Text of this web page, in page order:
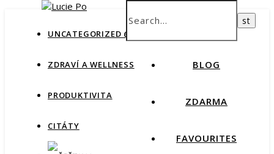
UNCATEGORIZED @CS
ZDRAVÍ A WELLNESS
PRODUKTIVITA
CITÁTY
BLOG
ZDARMA
FAVOURITES
How productive are you, really?